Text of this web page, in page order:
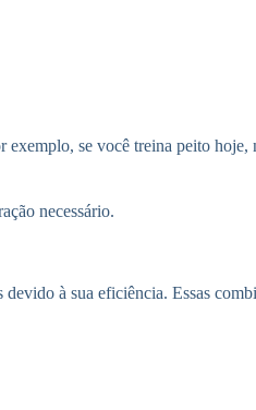
se você treina peito
necessário.
à sua eficiência. Essas